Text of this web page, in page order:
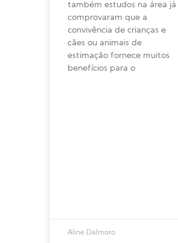
também estudos na área já
comprovaram que a
convivência de crianças e
cães ou animais de
estimação fornece muitos
benefícios para o
Aline Dalmoro